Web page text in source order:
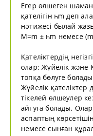
Егер өлшеген
қателігін һm деп
нәтижесі былай
M=m ± һm немесе
Қателіктердің
олар: Жүйелік және
топқа бөлуге
Жүйелік қателіктер
тікелей өлшеулер
айтуға болады.
аспаптың
немесе сынған